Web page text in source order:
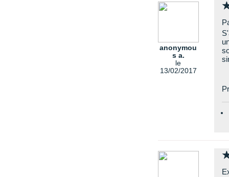
anonymou
s a.
le
13/02/2017